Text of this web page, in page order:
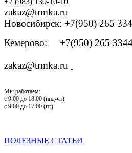
zakaz@trmka.ru
Новосибирск: +7(950) 265
Кемерово: +7(950) 265
zakaz@trmka.ru
Мы работаем:
с 9:00 до 18:00 (пнд-чт)
с 9:00 до 17:00 (пт)
ПОЛЕЗНЫЕ СТАТЬИ